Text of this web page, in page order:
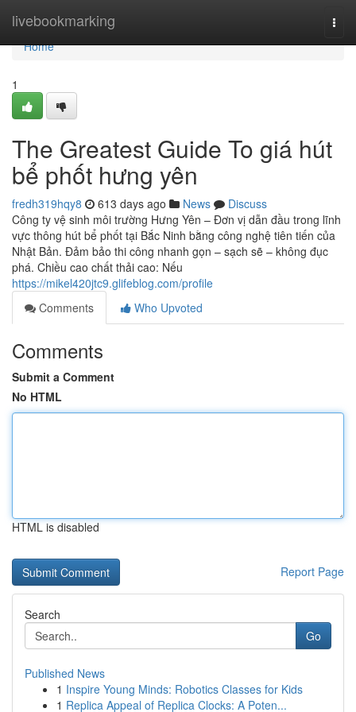
livebookmarking
Home
Home
1
The Greatest Guide To giá hút
bể phốt hưng yên
fredh319hqy8 613 days ago News
Discuss
Công ty vệ sinh môi trường Hưng Yên – Đơn vị dẫn đầu trong lĩnh
vực thông hút bể phốt tại Bắc Ninh bằng công nghệ tiên tiến của
Nhật Bản. Đảm bảo thi công nhanh gọn – sạch sẽ – không đục
phá. Chiều cao chất thải cao: Nếu
https://mikel420jtc9.glifeblog.com/profile
Comments
Who Upvoted
Comments
Submit a Comment
No HTML
HTML is disabled
Report Page
Search
Go
Published News
1 Inspire Young Minds: Robotics Classes for Kids
1 Replica Appeal of Replica Clocks: A Poten...